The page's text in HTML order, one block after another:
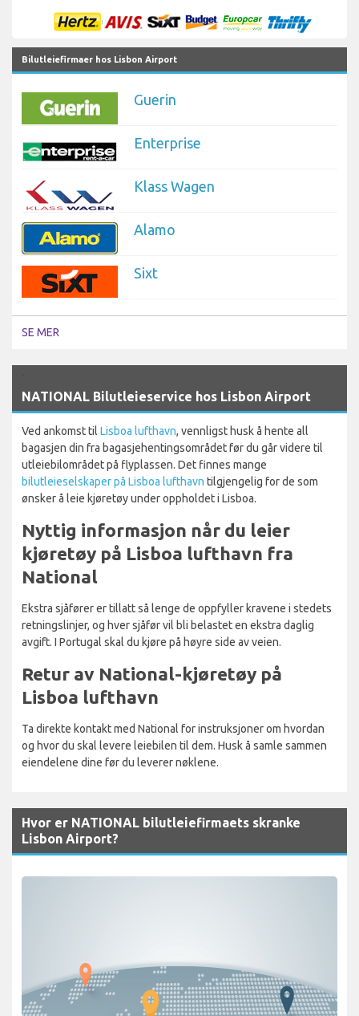
Bilutleiefirmaer hos Lisbon Airport
Guerin
Enterprise
Klass Wagen
Alamo
Sixt
SE MER
NATIONAL Bilutleieservice hos Lisbon Airport
Ved ankomst til Lisboa lufthavn, vennligst husk å hente all
bagasjen din fra bagasjehentingsområdet før du går videre til
utleiebilområdet på flyplassen. Det finnes mange
bilutleieselskaper på Lisboa lufthavn tilgjengelig for de som
ønsker å leie kjøretøy under oppholdet i Lisboa.
Nyttig informasjon når du leier
kjøretøy på Lisboa lufthavn fra
National
Ekstra sjåfører er tillatt så lenge de oppfyller kravene i stedets
retningslinjer, og hver sjåfør vil bli belastet en ekstra daglig
avgift. I Portugal skal du kjøre på høyre side av veien.
Retur av National-kjøretøy på
Lisboa lufthavn
Ta direkte kontakt med National for instruksjoner om hvordan
og hvor du skal levere leiebilen til dem. Husk å samle sammen
eiendelene dine før du leverer nøklene.
Hvor er NATIONAL bilutleiefirmaets skranke
Lisbon Airport?